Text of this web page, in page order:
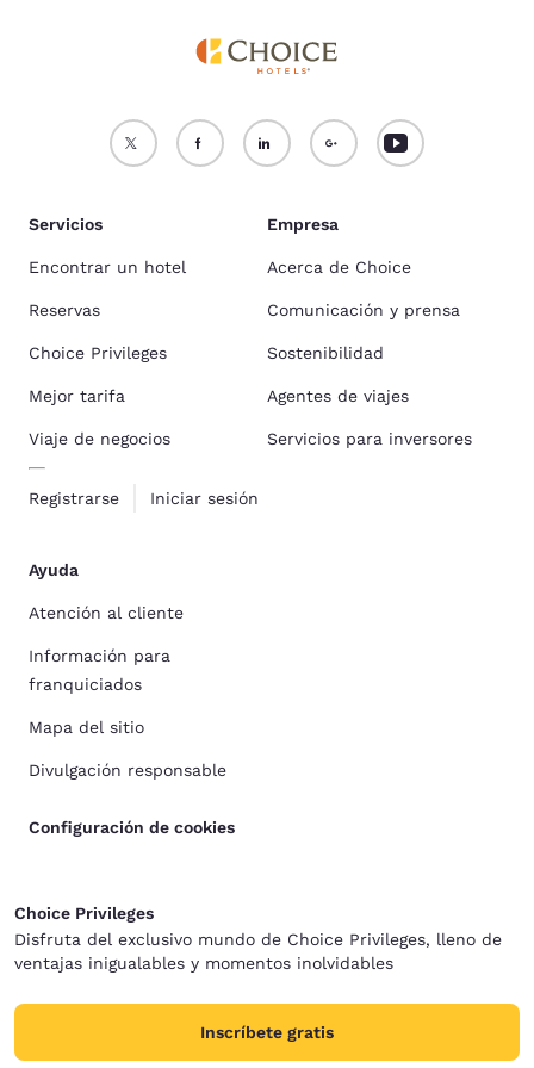
Servicios
Encontrar un hotel
Reservas
Choice Privileges
Mejor tarifa
Viaje de negocios
Registrarse Iniciar sesión
Empresa
Acerca de Choice
Comunicación y prensa
Sostenibilidad
Agentes de viajes
Servicios para inversores
Ayuda
Atención al cliente
Información para
franquiciados
Mapa del sitio
Divulgación responsable
Configuración de cookies
Choice Privileges
Disfruta del exclusivo mundo de Choice Privileges, lleno de
ventajas inigualables y momentos inolvidables
Inscríbete gratis